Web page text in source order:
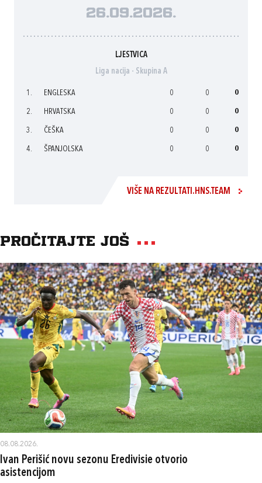
26.09.2026.
LJESTVICA
Liga nacija - Skupina A
1. ENGLESKA 0 0 0
2. HRVATSKA 0 0 0
3. ČEŠKA 0 0 0
4. ŠPANJOLSKA 0 0 0
VIŠE NA REZULTATI.HNS.TEAM
Pročitajte još
08.08.2026.
Ivan Perišić novu sezonu Eredivisie otvorio
asistencijom